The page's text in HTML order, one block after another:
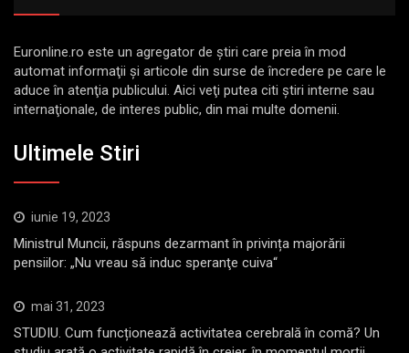
Euronline.ro este un agregator de ştiri care preia în mod
automat informaţii şi articole din surse de încredere pe care le
aduce în atenţia publicului. Aici veţi putea citi ştiri interne sau
internaţionale, de interes public, din mai multe domenii.
Ultimele Stiri
iunie 19, 2023
Ministrul Muncii, răspuns dezarmant în privința majorării
pensiilor: „Nu vreau să induc speranţe cuiva“
mai 31, 2023
STUDIU. Cum funcționează activitatea cerebrală în comă? Un